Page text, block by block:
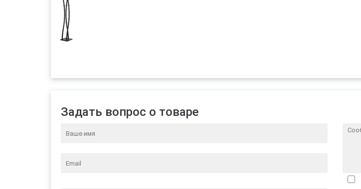
Задать вопрос о товаре